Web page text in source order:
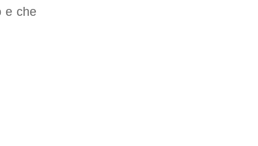
e che